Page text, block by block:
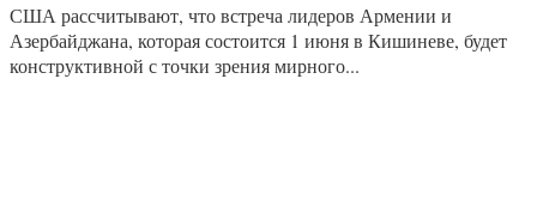
США рассчитывают, что встреча лидеров Армении и
Азербайджана, которая состоится 1 июня в Кишиневе, будет
конструктивной с точки зрения мирного...